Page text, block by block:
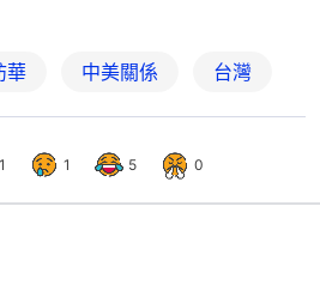
華 中美關係 台灣
1 1 5 0